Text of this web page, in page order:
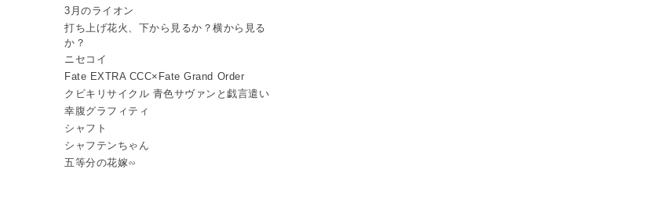
3月のライオン
打ち上げ花火、下から見るか？横から見る
か？
ニセコイ
Fate EXTRA CCC×Fate Grand Order
クビキリサイクル 青色サヴァンと戯言遣い
幸腹グラフィティ
シャフト
シャフテンちゃん
五等分の花嫁∽